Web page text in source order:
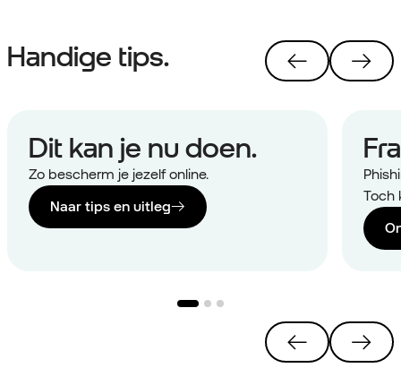
Handige tips.
Dit kan je nu doen.
Zo bescherm je jezelf online.
Naar tips en uitleg
Toch